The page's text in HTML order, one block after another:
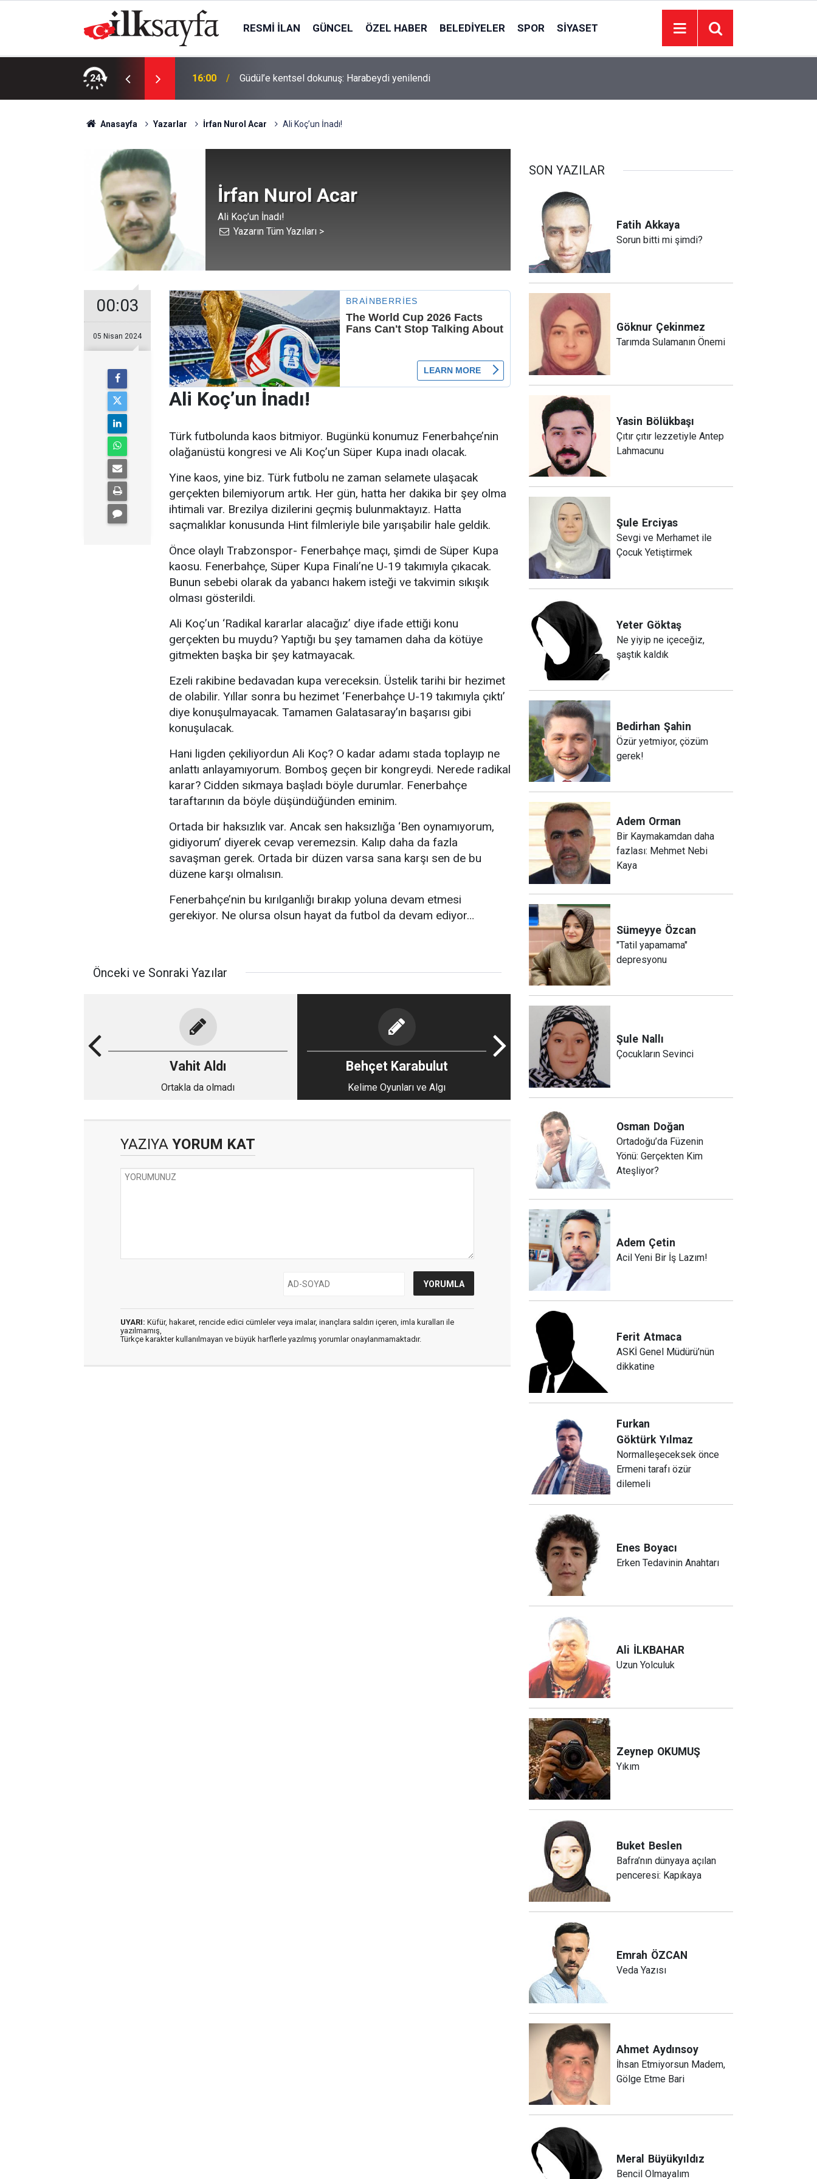
RESMI İLAN GÜNCEL ÖZEL HABER BELEDIYELER SPOR SIYASET
24
hanımlar konaklara 16:00 Güdül’e kentsel dokunuş: Harabeydi yenilendi
Anasayfa Yazarlar İrfan Nurol Acar Ali Koç’un İnadı!
İrfan Nurol Acar
Ali Koç’un İnadı!
Yazarın Tüm Yazıları >
00:03
05 Nisan 2024
Ali Koç’un İnadı!
Türk futbolunda kaos bitmiyor. Bugünkü konumuz Fenerbahçe’nin
olağanüstü kongresi ve Ali Koç’un Süper Kupa inadı olacak.
Yine kaos, yine biz. Türk futbolu ne zaman selamete ulaşacak
gerçekten bilemiyorum artık. Her gün, hatta her dakika bir şey olma
ihtimali var. Brezilya dizilerini geçmiş bulunmaktayız. Hatta
saçmalıklar konusunda Hint filmleriyle bile yarışabilir hale geldik.
Önce olaylı Trabzonspor- Fenerbahçe maçı, şimdi de Süper Kupa
kaosu. Fenerbahçe, Süper Kupa Finali’ne U-19 takımıyla çıkacak.
Bunun sebebi olarak da yabancı hakem isteği ve takvimin sıkışık
olması gösterildi.
Ali Koç’un ‘Radikal kararlar alacağız’ diye ifade ettiği konu
gerçekten bu muydu? Yaptığı bu şey tamamen daha da kötüye
gitmekten başka bir şey katmayacak.
Ezeli rakibine bedavadan kupa vereceksin. Üstelik tarihi bir hezimet
de olabilir. Yıllar sonra bu hezimet ‘Fenerbahçe U-19 takımıyla çıktı’
diye konuşulmayacak. Tamamen Galatasaray’ın başarısı gibi
konuşulacak.
Hani ligden çekiliyordun Ali Koç? O kadar adamı stada toplayıp ne
anlattı anlayamıyorum. Bomboş geçen bir kongreydi. Nerede radikal
karar? Cidden sıkmaya başladı böyle durumlar. Fenerbahçe
taraftarının da böyle düşündüğünden eminim.
Ortada bir haksızlık var. Ancak sen haksızlığa ‘Ben oynamıyorum,
gidiyorum’ diyerek cevap veremezsin. Kalıp daha da fazla
savaşman gerek. Ortada bir düzen varsa sana karşı sen de bu
düzene karşı olmalısın.
Fenerbahçe’nin bu kırılganlığı bırakıp yoluna devam etmesi
gerekiyor. Ne olursa olsun hayat da futbol da devam ediyor…
Önceki ve Sonraki Yazılar
Vahit Aldı
Ortakla da olmadı
Behçet Karabulut
Kelime Oyunları ve Algı
YAZIYA YORUM KAT
UYARI: Küfür, hakaret, rencide edici cümleler veya imalar, inançlara saldırı içeren, imla kuralları ile
yazılmamış,
Türkçe karakter kullanılmayan ve büyük harflerle yazılmış yorumlar onaylanmamaktadır.
SON YAZILAR
Fatih Akkaya
Sorun bitti mi şimdi?
Göknur Çekinmez
Tarımda Sulamanın Önemi
Yasin Bölükbaşı
Çıtır çıtır lezzetiyle Antep
Lahmacunu
Şule Erciyas
Sevgi ve Merhamet ile
Çocuk Yetiştirmek
Yeter Göktaş
Ne yiyip ne içeceğiz,
şaştık kaldık
Bedirhan Şahin
Özür yetmiyor, çözüm
gerek!
Adem Orman
Bir Kaymakamdan daha
fazlası: Mehmet Nebi
Kaya
Sümeyye Özcan
"Tatil yapamama"
depresyonu
Şule Nallı
Çocukların Sevinci
Osman Doğan
Ortadoğu’da Füzenin
Yönü: Gerçekten Kim
Ateşliyor?
Adem Çetin
Acil Yeni Bir İş Lazım!
Ferit Atmaca
ASKİ Genel Müdürü’nün
dikkatine
Furkan
Göktürk Yılmaz
Normalleşeceksek önce
Ermeni tarafı özür
dilemeli
Enes Boyacı
Erken Tedavinin Anahtarı
Ali İLKBAHAR
Uzun Yolculuk
Zeynep OKUMUŞ
Yıkım
Buket Beslen
Bafra’nın dünyaya açılan
penceresi: Kapıkaya
Emrah ÖZCAN
Veda Yazısı
Ahmet Aydınsoy
İhsan Etmiyorsun Madem,
Gölge Etme Bari
Meral Büyükyıldız
Bencil Olmayalım